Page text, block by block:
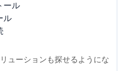
ール
ル
ューションも探せるようにな